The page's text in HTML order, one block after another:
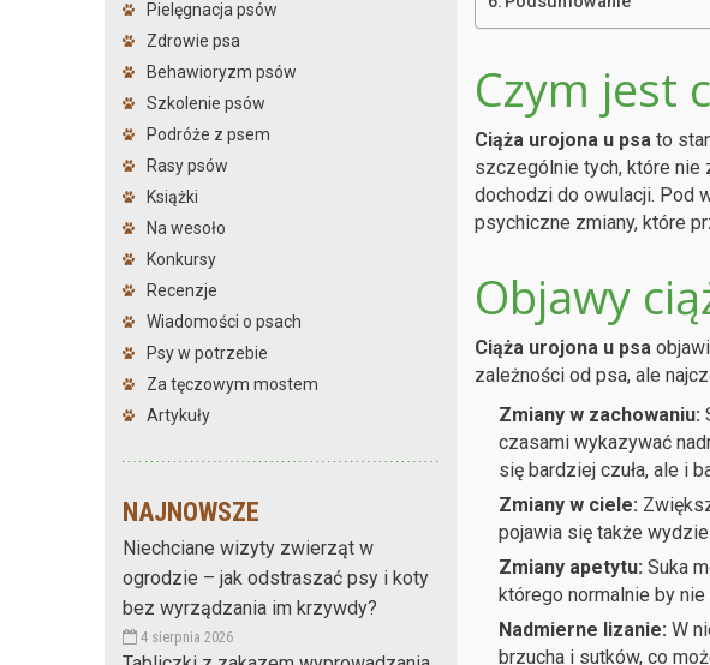
Pielęgnacja psów
Zdrowie psa
Behawioryzm psów
Szkolenie psów
Podróże z psem
Rasy psów
Książki
Na wesoło
Konkursy
Recenzje
Wiadomości o psach
Psy w potrzebie
Za tęczowym mostem
Artykuły
NAJNOWSZE
Niechciane wizyty zwierząt w
ogrodzie – jak odstraszać psy i koty
bez wyrządzania im krzywdy?
4 sierpnia 2026
Czym jest
Ciąża urojona u psa to
szczególnie tych, które nie
dochodzi do owulacji. Pod
psychiczne zmiany, które
Objawy
Ciąża urojona u psa
zależności od psa, ale
Zmiany w zachowaniu:
czasami wykazywać
się bardziej czuła, ale i
Zmiany w ciele:
pojawia się także
Zmiany apetytu: Suka
którego normalnie by
Nadmierne lizanie: W
brzucha i sutków, co